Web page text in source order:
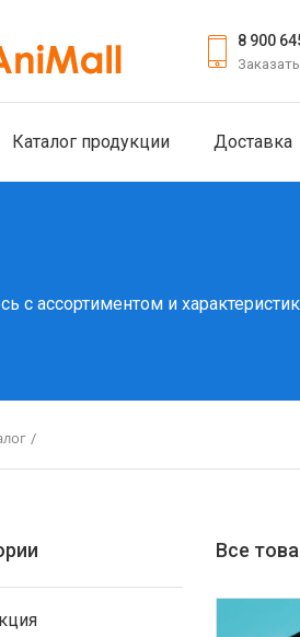
8 900
Каталог продукции Доставка
с ассортиментом и
/
Все